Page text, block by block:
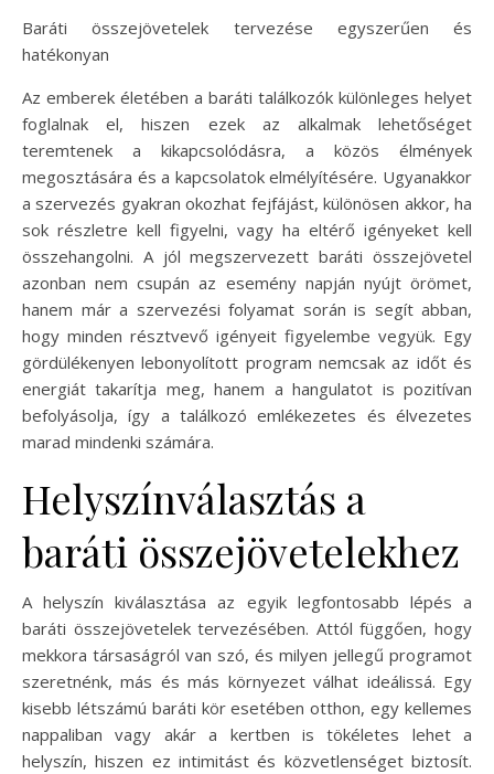
Baráti összejövetelek tervezése egyszerűen és
hatékonyan
Az emberek életében a baráti találkozók különleges helyet
foglalnak el, hiszen ezek az alkalmak lehetőséget
teremtenek a kikapcsolódásra, a közös élmények
megosztására és a kapcsolatok elmélyítésére. Ugyanakkor
a szervezés gyakran okozhat fejfájást, különösen akkor, ha
sok részletre kell figyelni, vagy ha eltérő igényeket kell
összehangolni. A jól megszervezett baráti összejövetel
azonban nem csupán az esemény napján nyújt örömet,
hanem már a szervezési folyamat során is segít abban,
hogy minden résztvevő igényeit figyelembe vegyük. Egy
gördülékenyen lebonyolított program nemcsak az időt és
energiát takarítja meg, hanem a hangulatot is pozitívan
befolyásolja, így a találkozó emlékezetes és élvezetes
marad mindenki számára.
Helyszínválasztás a
baráti összejövetelekhez
A helyszín kiválasztása az egyik legfontosabb lépés a
baráti összejövetelek tervezésében. Attól függően, hogy
mekkora társaságról van szó, és milyen jellegű programot
szeretnénk, más és más környezet válhat ideálissá. Egy
kisebb létszámú baráti kör esetében otthon, egy kellemes
nappaliban vagy akár a kertben is tökéletes lehet a
helyszín, hiszen ez intimitást és közvetlenséget biztosít.